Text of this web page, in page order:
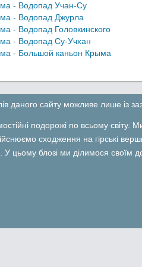
- Водопад Учан-Су
- Водопад Джурла
- Водопад Головкинского
- Водопад Су-Учхан
- Большой каньон Крыма
даного сайту можливе лише із
подорожі по всьому світу.
сходження на гірські
У цьому блозі ми ділимося своїм